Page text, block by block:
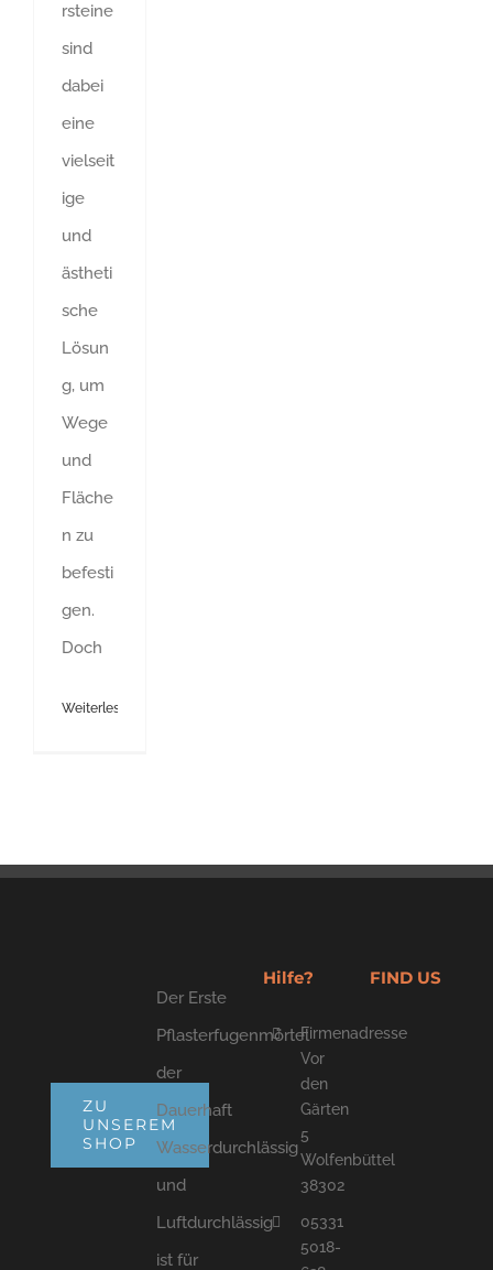
rsteine
sind
dabei
eine
vielseit
ige
und
ästheti
sche
Lösun
g, um
Wege
und
Fläche
n zu
befesti
gen.
Doch
Weiterlesen
ZU
UNSEREM
SHOP
Der Erste
Pflasterfugenmörtel
der
Dauerhaft
Wasserdurchlässig
und
Luftdurchlässig
ist für
Hilfe?
Firmenadresse
Vor
den
Gärten
5
Wolfenbüttel
38302
05331
5018-
FIND US